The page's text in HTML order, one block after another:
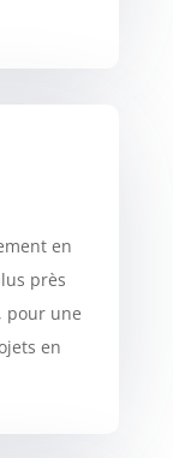
en
près
pour une
en